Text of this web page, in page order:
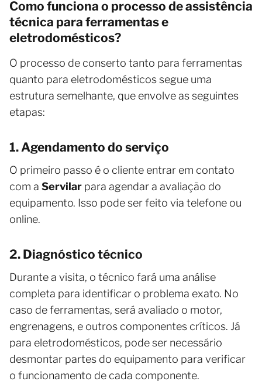
Como funciona o processo de assistência
técnica para ferramentas e
eletrodomésticos?
O processo de conserto tanto para ferramentas
quanto para eletrodomésticos segue uma
estrutura semelhante, que envolve as seguintes
etapas:
1. Agendamento do serviço
O primeiro passo é o cliente entrar em contato
com a Servilar para agendar a avaliação do
equipamento. Isso pode ser feito via telefone ou
online.
2. Diagnóstico técnico
Durante a visita, o técnico fará uma análise
completa para identificar o problema exato. No
caso de ferramentas, será avaliado o motor,
engrenagens, e outros componentes críticos. Já
para eletrodomésticos, pode ser necessário
desmontar partes do equipamento para verificar
o funcionamento de cada componente.